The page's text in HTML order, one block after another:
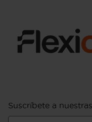
Suscríbete a